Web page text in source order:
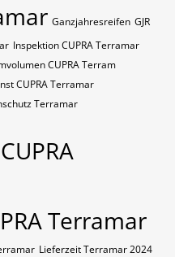
Ganzjahresreifen GJR
Inspektion CUPRA Terramar
CUPRA Terram
CUPRA Terramar
Terramar
Terramar
Lieferzeit Terramar 2024